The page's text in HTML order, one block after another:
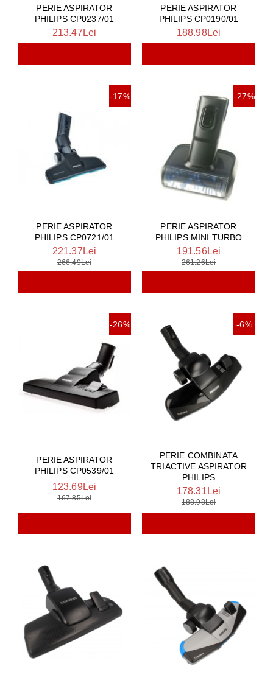
PERIE ASPIRATOR
PHILIPS CP0237/01
213.47Lei
PERIE ASPIRATOR
PHILIPS CP0190/01
188.98Lei
-17%
PERIE ASPIRATOR
PHILIPS CP0721/01
221.37Lei
266.49Lei
-27%
PERIE ASPIRATOR
PHILIPS MINI TURBO
191.56Lei
261.26Lei
-26%
PERIE ASPIRATOR
PHILIPS CP0539/01
123.69Lei
167.85Lei
-6%
PERIE COMBINATA
TRIACTIVE ASPIRATOR
PHILIPS
178.31Lei
188.98Lei